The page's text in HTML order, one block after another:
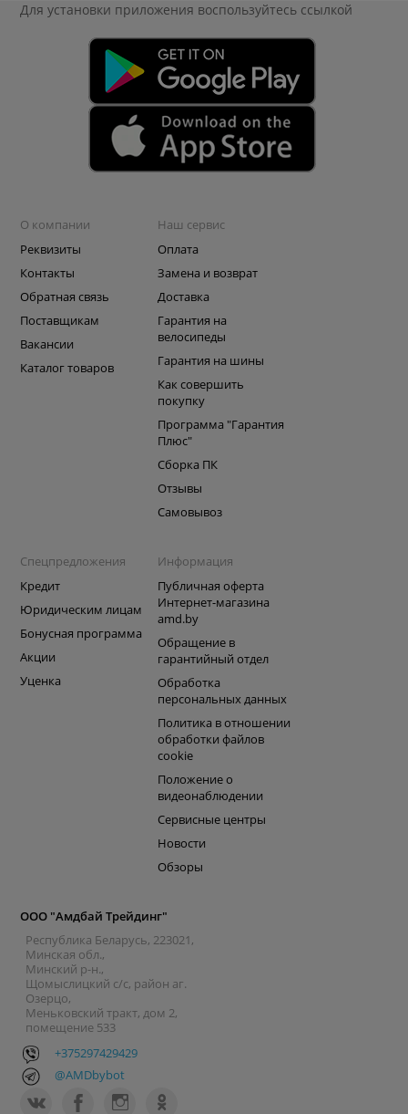
Для установки приложения воспользуйтесь ссылкой
О компании
Реквизиты
Контакты
Обратная связь
Поставщикам
Вакансии
Каталог товаров
Наш сервис
Оплата
Замена и возврат
Доставка
Гарантия на
велосипеды
Гарантия на шины
Как совершить
покупку
Программа "Гарантия
Плюс"
Сборка ПК
Отзывы
Самовывоз
Спецпредложения
Кредит
Юридическим лицам
Бонусная программа
Акции
Уценка
Информация
Публичная оферта
Интернет-магазина
amd.by
Обращение в
гарантийный отдел
Обработка
персональных данных
Политика в отношении
обработки файлов
cookie
Положение о
видеонаблюдении
Сервисные центры
Новости
Обзоры
ООО "Амдбай Трейдинг"
Республика Беларусь, 223021,
Минская обл.,
Минский р-н.,
Щомыслицкий с/с, район аг.
Озерцо,
Меньковский тракт, дом 2,
помещение 533
+375297429429
@AMDbybot